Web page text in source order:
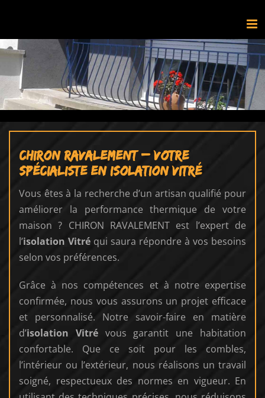
CHIRON RAVALEMENT – Votre
spécialiste en isolation Vitré
Vous êtes à la recherche d’un artisan qualifié pour
améliorer la performance thermique de votre
maison ? CHIRON RAVALEMENT est l’expert de
l’isolation Vitré qui saura répondre à vos besoins
selon vos préférences.
Grâce à nos compétences et à notre expertise
confirmée, nous vous assurons un projet efficace
et personnalisé. Notre savoir-faire en matière
d’isolation Vitré vous garantit une habitation
confortable. Que ce soit pour les combles,
l’intérieur ou l’extérieur, nous réalisons un travail
soigné, respectueux des normes en vigueur. En